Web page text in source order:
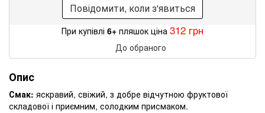
Повідомити, коли з'явиться
При купівлі 6+ пляшок ціна 312 грн
До обраного
Опис
Смак: яскравий, свіжий, з добре відчутною фруктової
складової і приємним, солодким присмаком.